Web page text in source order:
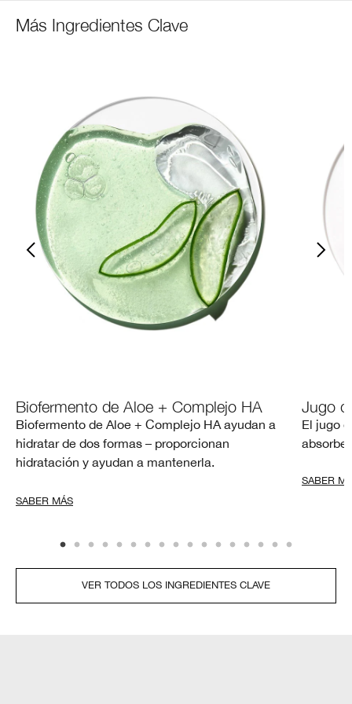
Más Ingredientes Clave
Biofermento de Aloe + Complejo HA
Biofermento de Aloe + Complejo HA ayudan a
hidratar de dos formas – proporcionan
hidratación y ayudan a mantenerla.
SABER MÁS
Jugo
El jugo
SABER
VER TODOS LOS INGREDIENTES CLAVE